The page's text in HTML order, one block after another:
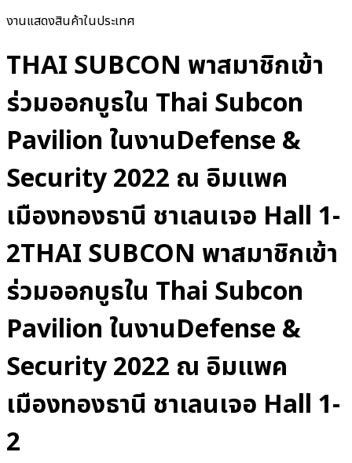
งานแสดงสินค้าในประเทศ
THAI SUBCON พาสมาชิกเข้า
ร่วมออกบูธใน Thai Subcon
Pavilion ในงานDefense &
Security 2022 ณ อิมแพค
เมืองทองธานี ชาเลนเจอ Hall 1-
2THAI SUBCON พาสมาชิกเข้า
ร่วมออกบูธใน Thai Subcon
Pavilion ในงานDefense &
Security 2022 ณ อิมแพค
เมืองทองธานี ชาเลนเจอ Hall 1-
2